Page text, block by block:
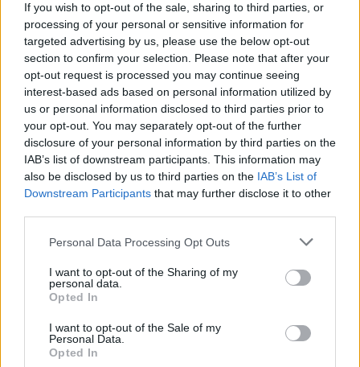
If you wish to opt-out of the sale, sharing to third parties, or
processing of your personal or sensitive information for
targeted advertising by us, please use the below opt-out
section to confirm your selection. Please note that after your
opt-out request is processed you may continue seeing
interest-based ads based on personal information utilized by
us or personal information disclosed to third parties prior to
your opt-out. You may separately opt-out of the further
disclosure of your personal information by third parties on the
IAB’s list of downstream participants. This information may
also be disclosed by us to third parties on the IAB’s List of
Downstream Participants that may further disclose it to other
Please note that this website/app uses one or more Google
not limited to your visit or usage behaviour. You may click to
grant or deny consent to Google and its third-party tags to
use your data for below specified purposes in below Google
consent section.
Personal Data Processing Opt Outs
I want to opt-out of the Sharing of my
personal data.
Opted In
I want to opt-out of the Sale of my
Personal Data.
Opted In
TηςEurohoops team/info@eurohoops.net
Σε μια σπουδαία ανταλλαγή προχώρησαν οι Μάβερικς
τουςΡόκετς , στην οποία και οι δύο πλευρές πήραν
σημαντικά ανταλλάγματα.
Σύμφωνα με αμερικανικά δημοσιεύματα το
Μαριάνοβιτς, Μαρκίς Κρις, Τρέι Μπερκ και Στέρλινγκ
Κρίστιαν Γουντ.
δώσουν χρόνο συμμετοχής στον Αλπερέν Σενγκούν, αλλά
και στο Νο3 του NBA Draft, ενώ από την άλλη, οι Μάβερικς